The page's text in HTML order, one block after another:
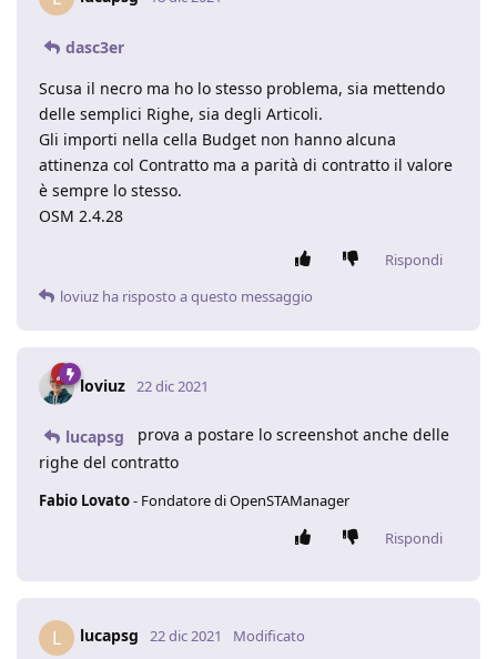
dasc3er
Scusa il necro ma ho lo stesso problema, sia mettendo
delle semplici Righe, sia degli Articoli.
Gli importi nella cella Budget non hanno alcuna
attinenza col Contratto ma a parità di contratto il valore
è sempre lo stesso.
OSM 2.4.28
Rispondi
loviuz ha risposto a questo messaggio
loviuz 22 dic 2021
lucapsg
prova a postare lo screenshot anche delle
righe del contratto
Fabio Lovato- Fondatore di OpenSTAManager
Rispondi
L lucapsg 22 dic 2021 Modificato